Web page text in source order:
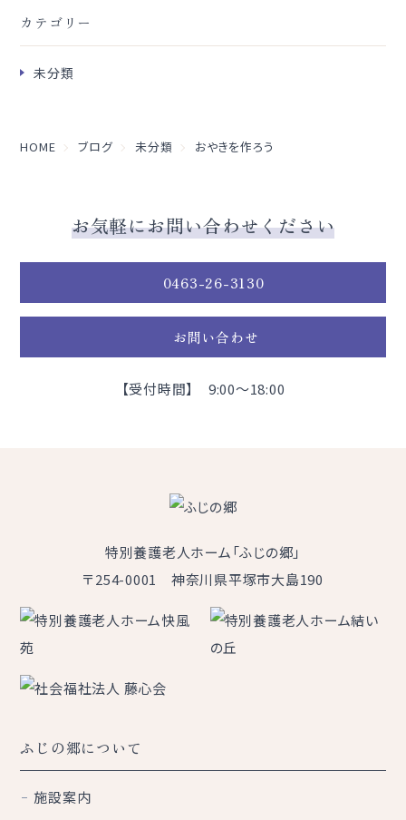
カテゴリー
未分類
HOME ブログ 未分類 おやきを作ろう
お気軽にお問い合わせください
0463-26-3130
お問い合わせ
【受付時間】 9:00～18:00
特別養護老人ホーム「ふじの郷」
〒254-0001 神奈川県平塚市大島190
ふじの郷について
施設案内